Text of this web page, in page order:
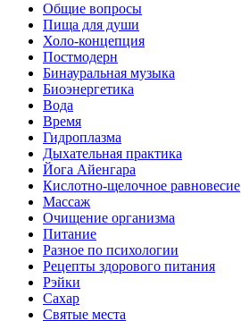
Общие вопросы
Пища для души
Холо-концепция
Постмодерн
Бинауральная музыка
Биоэнергетика
Вода
Время
Гидроплазма
Дыхательная практика
Йога Айенгара
Кислотно-щелочное равновесие
Массаж
Очищение организма
Питание
Разное по психологии
Рецепты здорового питания
Рэйки
Сахар
Святые места